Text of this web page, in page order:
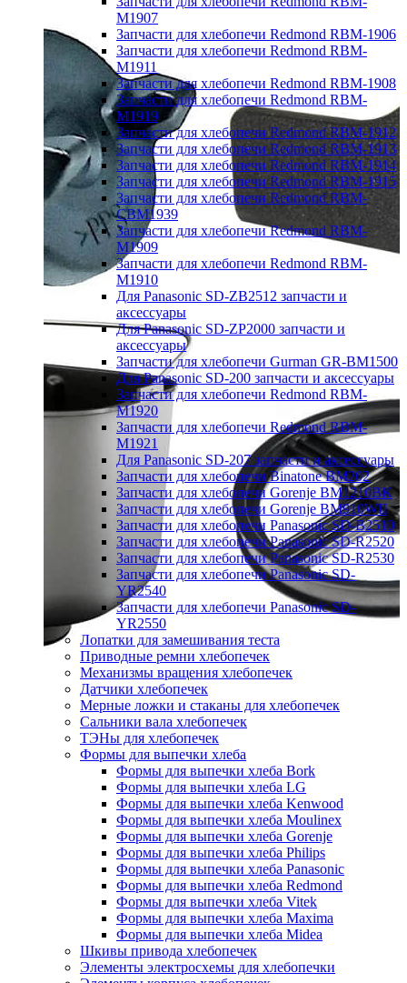
M1907
Запчасти для хлебопечи Redmond RBM-1906
Запчасти для хлебопечи Redmond RBM-
M1911
Запчасти для хлебопечи Redmond RBM-1908
Запчасти для хлебопечи Redmond RBM-
M1919
Запчасти для хлебопечи Redmond RBM-1912
Запчасти для хлебопечи Redmond RBM-1913
Запчасти для хлебопечи Redmond RBM-1914
Запчасти для хлебопечи Redmond RBM-1915
Запчасти для хлебопечи Redmond RBM-
CBM1939
Запчасти для хлебопечи Redmond RBM-
M1909
Запчасти для хлебопечи Redmond RBM-
M1910
Для Panasonic SD-ZB2512 запчасти и
аксессуары
Для Panasonic SD-ZP2000 запчасти и
аксессуары
Запчасти для хлебопечи Gurman GR-BM1500
Для Panasonic SD-200 запчасти и аксессуары
Запчасти для хлебопечи Redmond RBM-
M1920
Запчасти для хлебопечи Redmond RBM-
M1921
Для Panasonic SD-207 запчасти и аксессуары
Запчасти для хлебопечи Binatone BM202
Запчасти для хлебопечи Gorenje BM1210BK
Запчасти для хлебопечи Gorenje BM910WII
Запчасти для хлебопечи Panasonic SD-B2510
Запчасти для хлебопечи Panasonic SD-R2520
Запчасти для хлебопечи Panasonic SD-R2530
Запчасти для хлебопечи Panasonic SD-
YR2540
Запчасти для хлебопечи Panasonic SD-
YR2550
Лопатки для замешивания теста
Приводные ремни хлебопечек
Механизмы вращения хлебопечек
Датчики хлебопечек
Мерные ложки и стаканы для хлебопечек
Сальники вала хлебопечек
ТЭНы для хлебопечек
Формы для выпечки хлеба
Формы для выпечки хлеба Bork
Формы для выпечки хлеба LG
Формы для выпечки хлеба Kenwood
Формы для выпечки хлеба Moulinex
Формы для выпечки хлеба Gorenje
Формы для выпечки хлеба Philips
Формы для выпечки хлеба Panasonic
Формы для выпечки хлеба Redmond
Формы для выпечки хлеба Vitek
Формы для выпечки хлеба Maxima
Формы для выпечки хлеба Midea
Шкивы привода хлебопечек
Элементы электросхемы для хлебопечки